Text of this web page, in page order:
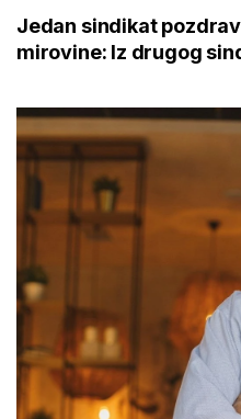
Jedan sindikat
mirovine: Iz drugog